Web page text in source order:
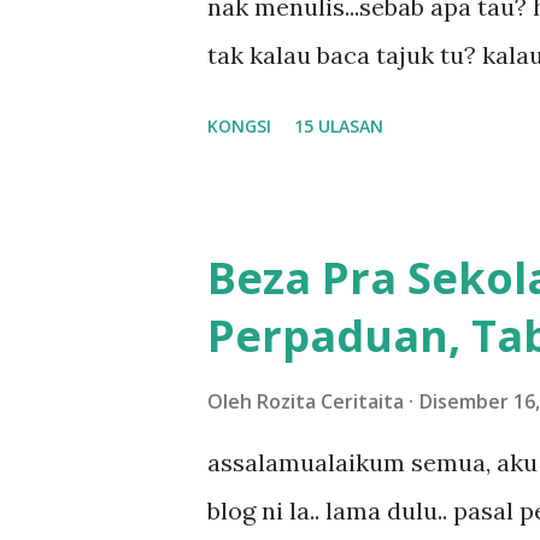
nak menulis...sebab apa tau?
tak kalau baca tajuk tu?
shah singgah Giant beli
kereta tu biasalah kan kami
sampai masuk dalam... dan
KONGSI 15 ULASAN
Beza Pra
Perpaduan,
Oleh Rozita Ceritaita Disember
assalamualaikum semua,
blog ni la.. lama dulu.. pasal